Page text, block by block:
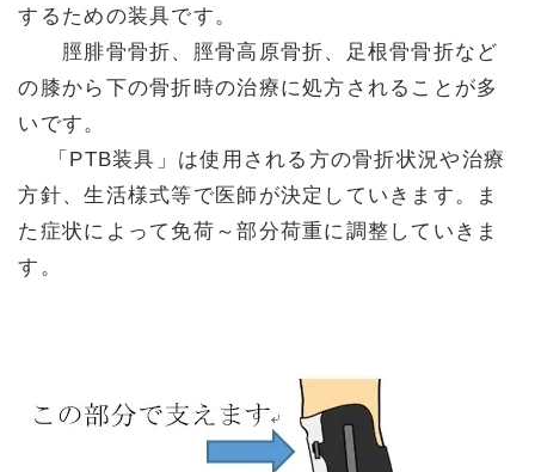
するための装具です。
脛腓骨骨折、脛骨高原骨折、足根骨骨折など
の膝から下の骨折時の治療に処方されることが多
いです。
「PTB装具」は使用される方の骨折状況や治療
方針、生活様式等で医師が決定していきます。ま
た症状によって免荷～部分荷重に調整していきま
す。